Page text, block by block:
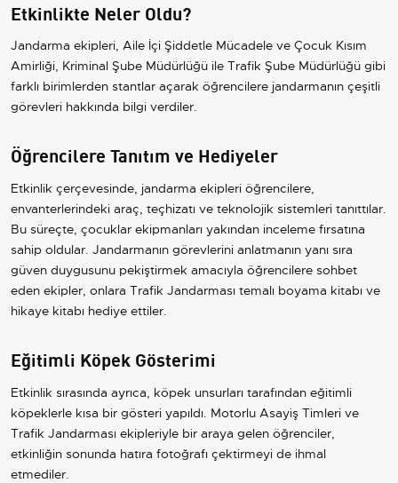
Etkinlikte Neler Oldu?
Jandarma ekipleri, Aile İçi Şiddetle Mücadele ve Çocuk Kısım
Amirliği, Kriminal Şube Müdürlüğü ile Trafik Şube Müdürlüğü gibi
farklı birimlerden stantlar açarak öğrencilere jandarmanın çeşitli
görevleri hakkında bilgi verdiler.
Öğrencilere Tanıtım ve Hediyeler
Etkinlik çerçevesinde, jandarma ekipleri öğrencilere,
envanterlerindeki araç, teçhizatı ve teknolojik sistemleri tanıttılar.
Bu süreçte, çocuklar ekipmanları yakından inceleme fırsatına
sahip oldular. Jandarmanın görevlerini anlatmanın yanı sıra
güven duygusunu pekiştirmek amacıyla öğrencilere sohbet
eden ekipler, onlara Trafik Jandarması temalı boyama kitabı ve
hikaye kitabı hediye ettiler.
Eğitimli Köpek Gösterimi
Etkinlik sırasında ayrıca, köpek unsurları tarafından eğitimli
köpeklerle kısa bir gösteri yapıldı. Motorlu Asayiş Timleri ve
Trafik Jandarması ekipleriyle bir araya gelen öğrenciler,
etkinliğin sonunda hatıra fotoğrafı çektirmeyi de ihmal
etmediler.